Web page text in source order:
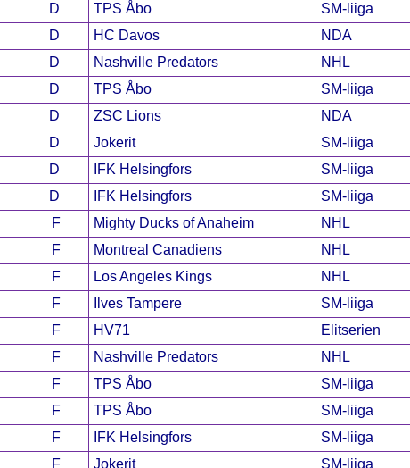
D TPS Åbo SM-liiga
D HC Davos NDA
D Nashville Predators NHL
D TPS Åbo SM-liiga
D ZSC Lions NDA
D Jokerit SM-liiga
D IFK Helsingfors SM-liiga
D IFK Helsingfors SM-liiga
F Mighty Ducks of Anaheim NHL
F Montreal Canadiens NHL
F Los Angeles Kings NHL
F Ilves Tampere SM-liiga
F HV71 Elitserien
F Nashville Predators NHL
F TPS Åbo SM-liiga
F TPS Åbo SM-liiga
F IFK Helsingfors SM-liiga
F Jokerit SM-liiga